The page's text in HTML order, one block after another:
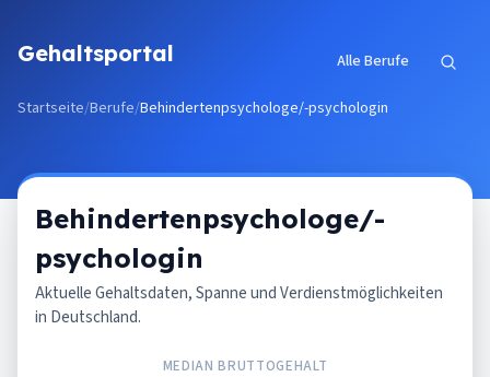
Gehaltsportal Alle Berufe
Startseite/Berufe/Behindertenpsychologe/-psychologin
Behindertenpsychologe/-
psychologin
Aktuelle Gehaltsdaten, Spanne und Verdienstmöglichkeiten
in Deutschland.
MEDIAN BRUTTOGEHALT